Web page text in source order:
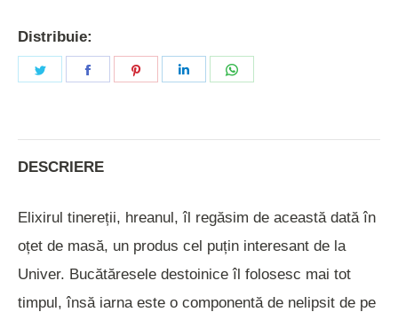
Distribuie:
Share
Share
Share
Share
DESCRIERE
Elixirul tinereții, hreanul, îl regăsim de această dată în
oțet de masă, un produs cel puțin interesant de la
Univer. Bucătăresele destoinice îl folosesc mai tot
timpul, însă iarna este o componentă de nelipsit de pe